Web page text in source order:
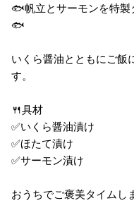
🐟帆立とサーモンを特製
🐟
いくら醤油とともにご飯
す。
🍴具材
✅いくら醤油漬け
✅ほたて漬け
✅サーモン漬け
おうちでご褒美タイムし